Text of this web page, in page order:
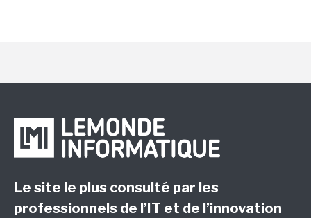
Le site le plus consulté par les
professionnels de l’IT et de l’innovation